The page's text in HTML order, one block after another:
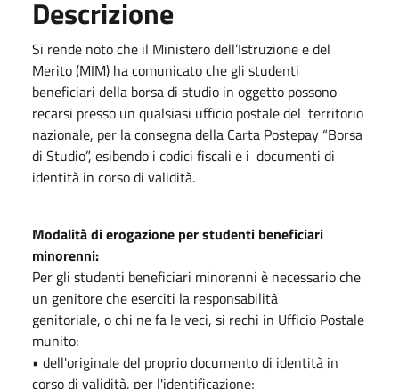
Descrizione
Si rende noto che il Ministero dell’Istruzione e del
Merito (MIM) ha comunicato che gli studenti
beneficiari della borsa di studio in oggetto possono
recarsi presso un qualsiasi ufficio postale del territorio
nazionale, per la consegna della Carta Postepay “Borsa
di Studio”, esibendo i codici fiscali e i documenti di
identità in corso di validità.
Modalità di erogazione per studenti beneficiari
minorenni:
Per gli studenti beneficiari minorenni è necessario che
un genitore che eserciti la responsabilità
genitoriale, o chi ne fa le veci, si rechi in Ufficio Postale
munito:
• dell'originale del proprio documento di identità in
corso di validità, per l'identificazione;